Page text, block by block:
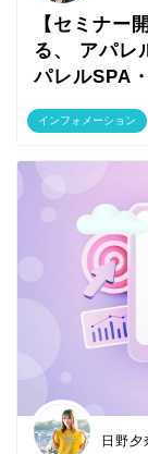
インフォメーション
【セミナー
る、 アパレ
パレルSPA
日野夕